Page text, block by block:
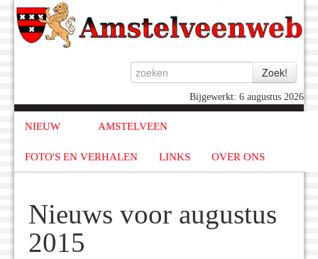
Bijgewerkt: 6 augustus 2026
NIEUW AMSTELVEEN
FOTO'S EN VERHALEN LINKS OVER ONS
Nieuws voor augustus
2015